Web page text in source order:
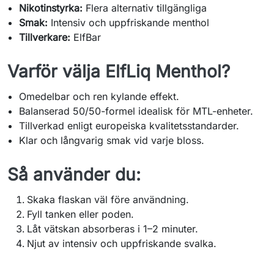
Nikotinstyrka: Flera alternativ tillgängliga
Smak: Intensiv och uppfriskande menthol
Tillverkare: ElfBar
Varför välja ElfLiq Menthol?
Omedelbar och ren kylande effekt.
Balanserad 50/50-formel idealisk för MTL-enheter.
Tillverkad enligt europeiska kvalitetsstandarder.
Klar och långvarig smak vid varje bloss.
Så använder du:
Skaka flaskan väl före användning.
Fyll tanken eller poden.
Låt vätskan absorberas i 1–2 minuter.
Njut av intensiv och uppfriskande svalka.